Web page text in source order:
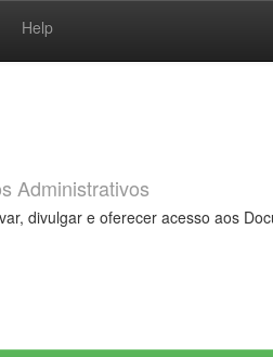
Help
Administrativos
divulgar e oferecer acesso aos